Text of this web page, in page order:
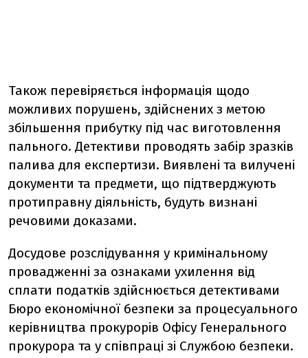
Також перевіряється інформація щодо
можливих порушень, здійснених з метою
збільшення прибутку під час виготовлення
пального. Детективи проводять забір зразків
палива для експертизи. Виявлені та вилучені
документи та предмети, що підтверджують
протиправну діяльність, будуть визнані
речовими доказами.
Досудове розслідування у кримінальному
провадженні за ознаками ухилення від
сплати податків здійснюється детективами
Бюро економічної безпеки за процесуального
керівництва прокурорів Офісу Генерального
прокурора та у співпраці зі Службою безпеки.